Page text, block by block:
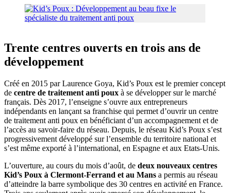
Trente centres ouverts en trois ans de
développement
Créé en 2015 par Laurence Goya, Kid’s Poux est le premier concept
de centre de traitement anti poux à se développer sur le marché
français. Dès 2017, l’enseigne s’ouvre aux entrepreneurs
indépendants en lançant sa franchise qui permet d’ouvrir un centre
de traitement anti poux en bénéficiant d’un accompagnement et de
l’accès au savoir-faire du réseau. Depuis, le réseau Kid’s Poux s’est
progressivement développé sur l’ensemble du territoire national et
s’est même exporté à l’international, en Espagne et aux Etats-Unis.
L’ouverture, au cours du mois d’août, de deux nouveaux centres
Kid’s Poux à Clermont-Ferrand et au Mans a permis au réseau
d’atteindre la barre symbolique des 30 centres en activité en France.